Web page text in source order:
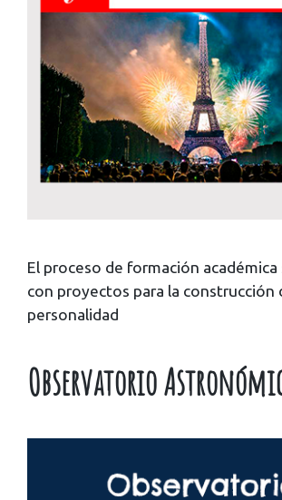
El proceso de formación
con proyectos para la construcción
personalidad
Observatorio